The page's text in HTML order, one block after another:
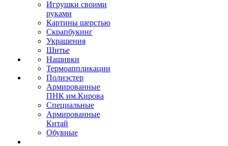
Игрушки своими
руками
Картины шерстью
Скрапбукинг
Украшения
Шитье
Нашивки
Термоаппликации
Полиэстер
Армированные
ПНК им.Кирова
Специальные
Армированные
Китай
Обувные